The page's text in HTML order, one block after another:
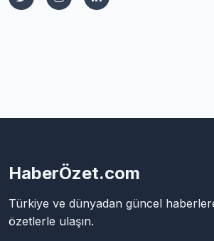
HaberÖzet.com
Türkiye ve dünyadan güncel
özetlerle ulaşın.